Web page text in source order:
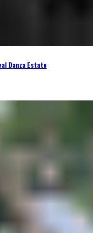
Danza Estate